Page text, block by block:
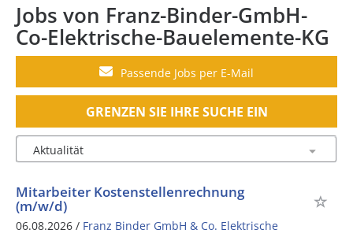
Jobs von Franz-Binder-GmbH-
Co-Elektrische-Bauelemente-KG
Passende Jobs per E-Mail
GRENZEN SIE IHRE SUCHE EIN
Mitarbeiter Kostenstellenrechnung
(m/w/d)
06.08.2026 / Franz Binder GmbH & Co. Elektrische